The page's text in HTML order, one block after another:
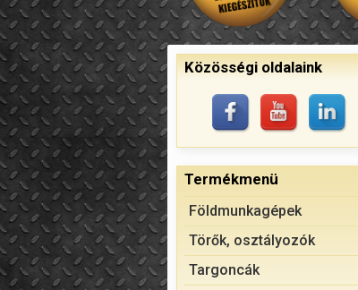
Közösségi oldalaink
Termékmenü
Földmunkagépek
Törők, osztályozók
Targoncák